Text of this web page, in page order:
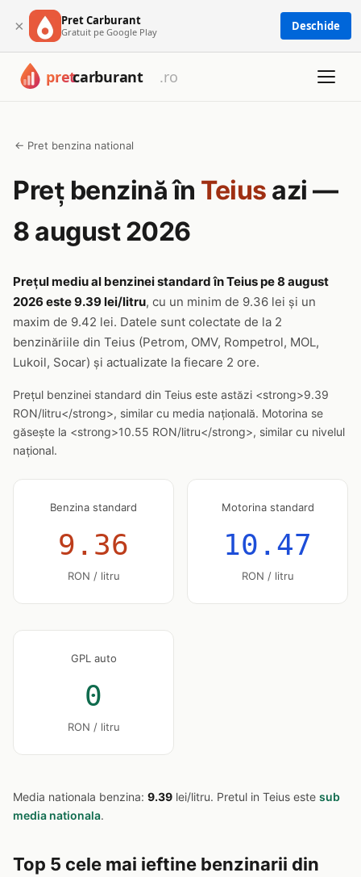
× Pret Carburant
Gratuit pe Google Play Deschide
← Pret benzina national
Preț benzină în Teius azi —
8 august 2026
Prețul mediu al benzinei standard în Teius pe 8 august
2026 este 9.39 lei/litru, cu un minim de 9.36 lei și un
maxim de 9.42 lei. Datele sunt colectate de la 2
benzinăriile din Teius (Petrom, OMV, Rompetrol, MOL,
Lukoil, Socar) și actualizate la fiecare 2 ore.
Prețul benzinei standard din Teius este astăzi <strong>9.39
RON/litru</strong>, similar cu media națională. Motorina se
găsește la <strong>10.55 RON/litru</strong>, similar cu nivelul
național.
Benzina standard
9.36
RON / litru
Motorina standard
10.47
RON / litru
GPL auto
0
RON / litru
Media nationala benzina: 9.39 lei/litru. Pretul in Teius este sub
media nationala.
Top 5 cele mai ieftine benzinarii din